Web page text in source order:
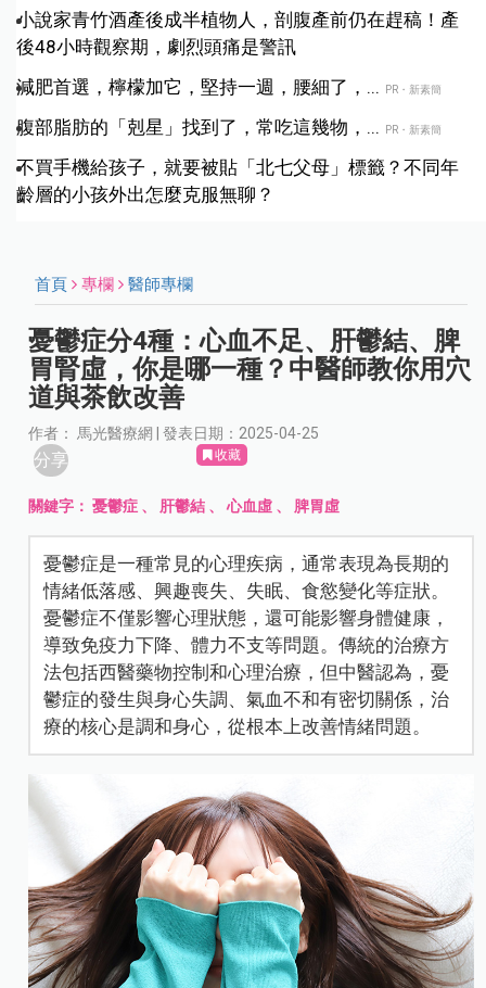
小說家青竹酒產後成半植物人，剖腹產前仍在趕稿！產
後48小時觀察期，劇烈頭痛是警訊
減肥首選，檸檬加它，堅持一週，腰細了，...
PR・新素簡
腹部脂肪的「剋星」找到了，常吃這幾物，... PR・新素簡
不買手機給孩子，就要被貼「北七父母」標籤？不同年
齡層的小孩外出怎麼克服無聊？
首頁 專欄 醫師專欄
憂鬱症分4種：心血不足、肝鬱結、脾
胃腎虛，你是哪一種？中醫師教你用穴
道與茶飲改善
作者： 馬光醫療網 | 發表日期：2025-04-25
分享 收藏
關鍵字：憂鬱症 、 肝鬱結 、心血虛 、 脾胃虛
憂鬱症是一種常見的心理疾病，通常表現為長期的
情緒低落感、興趣喪失、失眠、食慾變化等症狀。
憂鬱症不僅影響心理狀態，還可能影響身體健康，
導致免疫力下降、體力不支等問題。傳統的治療方
法包括西醫藥物控制和心理治療，但中醫認為，憂
鬱症的發生與身心失調、氣血不和有密切關係，治
療的核心是調和身心，從根本上改善情緒問題。